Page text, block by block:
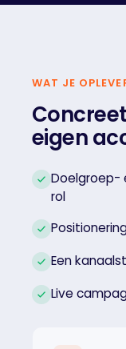
WAT JE
eigen
Doelgroep-
rol
Een
Live